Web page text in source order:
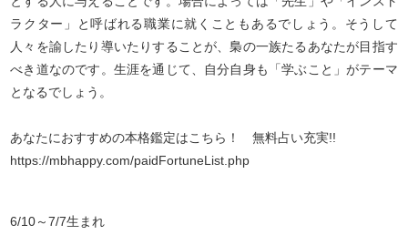
ラクター」と呼ばれる職業に就くこともあるでしょう。そうして
人々を諭したり導いたりすることが、梟の一族たるあなたが目指す
べき道なのです。生涯を通じて、自分自身も「学ぶこと」がテーマ
となるでしょう。
あなたにおすすめの本格鑑定はこちら！ 無料占い充実!!
https://mbhappy.com/paidFortuneList.php
6/10～7/7生まれ